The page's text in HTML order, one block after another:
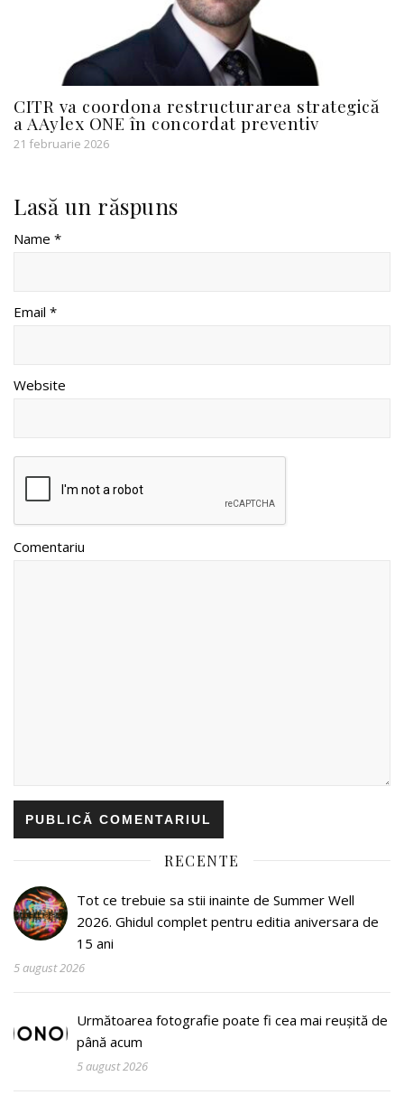
CITR va coordona restructurarea strategică
a AAylex ONE în concordat preventiv
21 februarie 2026
Lasă un răspuns
Name *
Email *
Website
Comentariu
RECENTE
Tot ce trebuie sa stii inainte de Summer Well
2026. Ghidul complet pentru editia aniversara de
15 ani
5 august 2026
Următoarea fotografie poate fi cea mai reușită de
până acum
5 august 2026